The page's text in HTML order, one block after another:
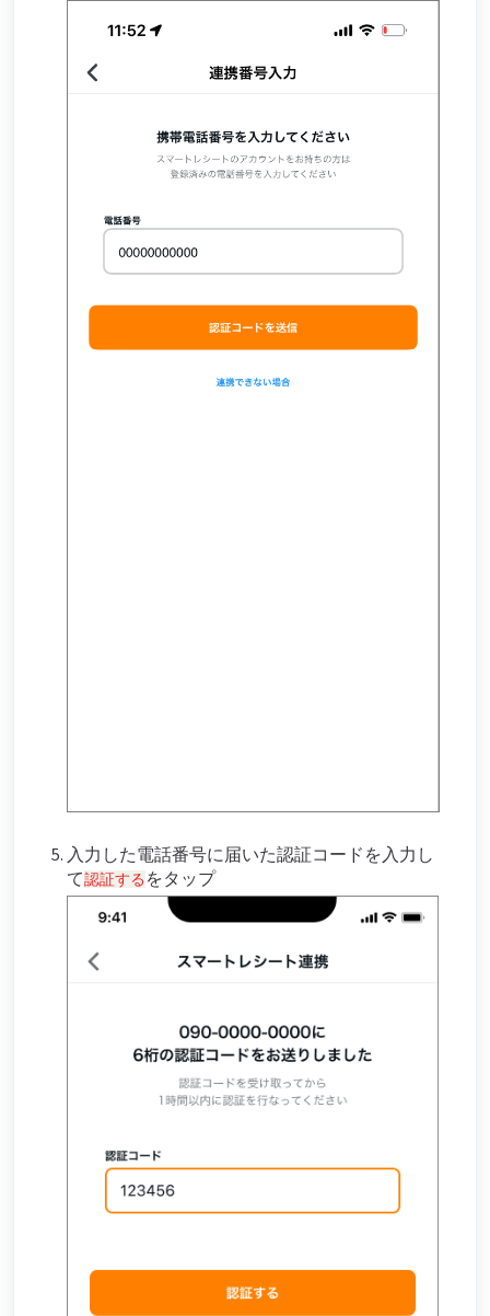
入力した電話番号に届いた認証コードを入力し
て認証する をタップ